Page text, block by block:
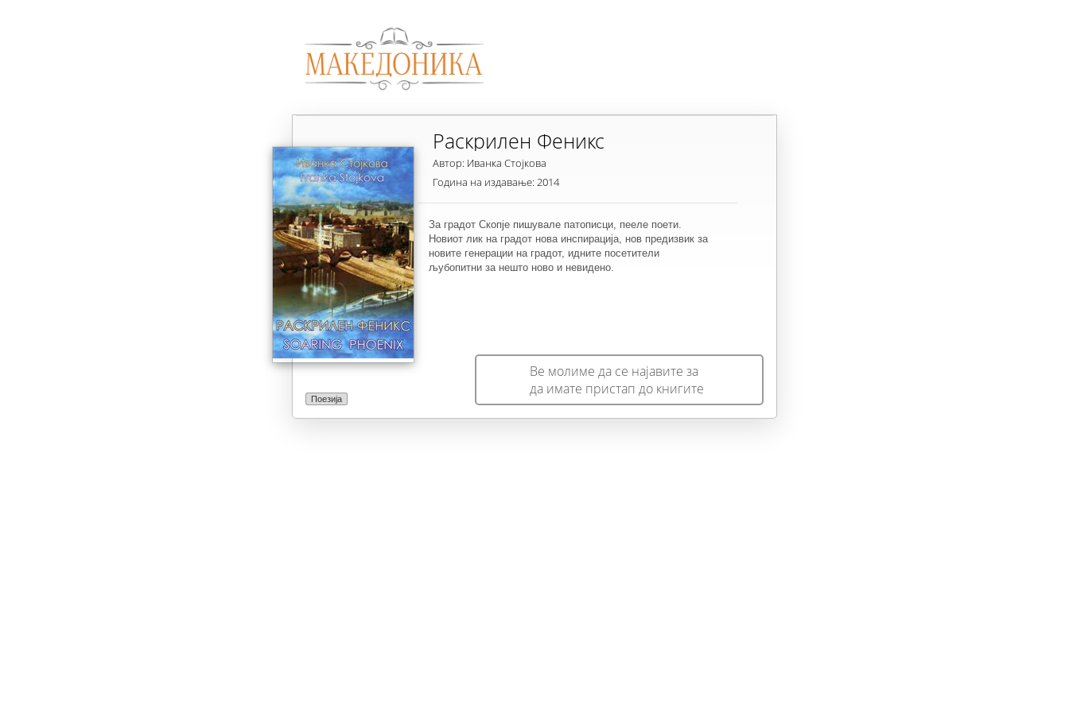
Поезија
Раскрилен Феникс
Автор: Иванка Стојкова
Година на издавање: 2014
За градот Скопје пишувале патописци, пееле поети.
Новиот лик на градот нова инспирација, нов предизвик за
новите генерации на градот, идните посетители
љубопитни за нешто ново и невидено.
Ве молиме да се најавите за
да имате пристап до книгите